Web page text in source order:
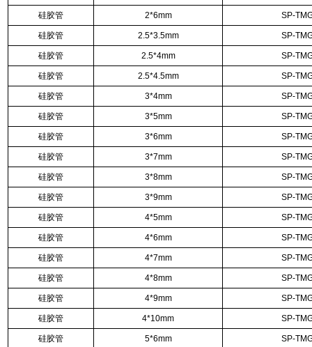
硅胶管 2*6mm SP-
硅胶管 2.5*3.5mm SP-
硅胶管 2.5*4mm SP-
硅胶管 2.5*4.5mm SP-
硅胶管 3*4mm SP-
硅胶管 3*5mm SP-
硅胶管 3*6mm SP-
硅胶管 3*7mm SP-
硅胶管 3*8mm SP-
硅胶管 3*9mm SP-
硅胶管 4*5mm SP-
硅胶管 4*6mm SP-
硅胶管 4*7mm SP-
硅胶管 4*8mm SP-
硅胶管 4*9mm SP-
硅胶管 4*10mm SP-
硅胶管 5*6mm SP-